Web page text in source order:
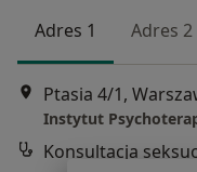
Adres 1
Adres 2
Ptasia 4/1,
Instytut
Konsultacja